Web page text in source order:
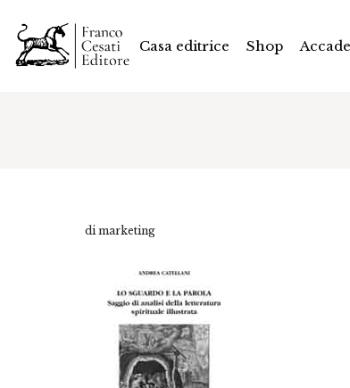
Casa editrice Shop
di marketing